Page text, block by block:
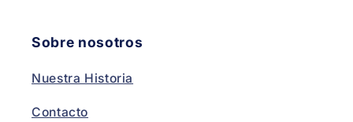
Sobre nosotros
Nuestra Historia
Contacto